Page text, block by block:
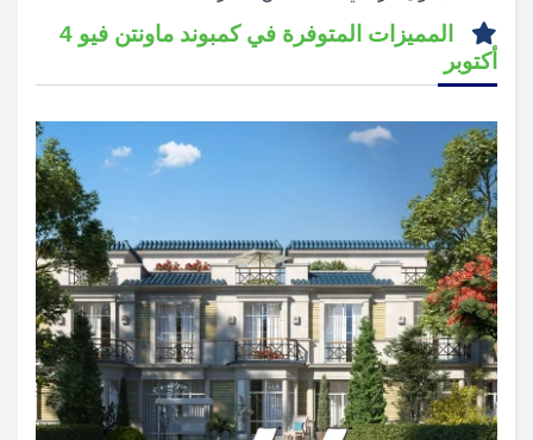
المميزات المتوفرة في كمبوند ماونتن فيو 4
أكتوبر